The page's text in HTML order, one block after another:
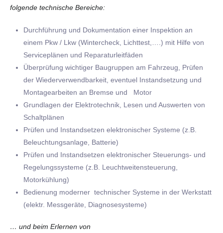
folgende technische Bereiche:
Durchführung und Dokumentation einer Inspektion an
einem Pkw / Lkw (Wintercheck, Lichttest,….) mit Hilfe von
Serviceplänen und Reparaturleitfäden
Überprüfung wichtiger Baugruppen am Fahrzeug, Prüfen
der Wiederverwendbarkeit, eventuel Instandsetzung und
Montagearbeiten an Bremse und Motor
Grundlagen der Elektrotechnik, Lesen und Auswerten von
Schaltplänen
Prüfen und Instandsetzen elektronischer Systeme (z.B.
Beleuchtungsanlage, Batterie)
Prüfen und Instandsetzen elektronischer Steuerungs- und
Regelungssysteme (z.B. Leuchtweitensteuerung,
Motorkühlung)
Bedienung moderner technischer Systeme in der Werkstatt
(elektr. Messgeräte, Diagnosesysteme)
… und beim Erlernen von